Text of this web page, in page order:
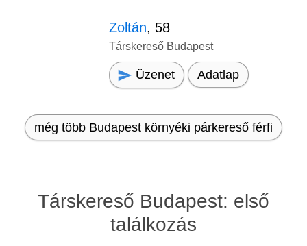
Zoltán, 58
Társkereső Budapest
Üzenet Adatlap
még több Budapest környéki párkereső férfi
Társkereső Budapest: első
találkozás